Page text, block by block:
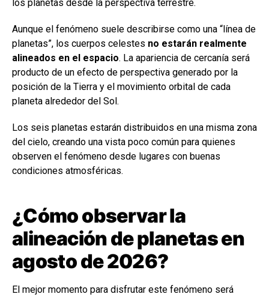
los planetas desde la perspectiva terrestre.
Aunque el fenómeno suele describirse como una “línea de
planetas”, los cuerpos celestes no estarán realmente
alineados en el espacio. La apariencia de cercanía será
producto de un efecto de perspectiva generado por la
posición de la Tierra y el movimiento orbital de cada
planeta alrededor del Sol.
Los seis planetas estarán distribuidos en una misma zona
del cielo, creando una vista poco común para quienes
observen el fenómeno desde lugares con buenas
condiciones atmosféricas.
¿Cómo observar la
alineación de planetas en
agosto de 2026?
El mejor momento para disfrutar este fenómeno será